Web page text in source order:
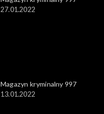
27.01.2022
Magazyn kryminalny 997
13.01.2022